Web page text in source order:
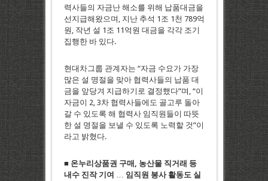
력사들의 자금난 해소를 위해 납품대금을
선지급해왔으며, 지난 추석 1조 1천 789억
원, 작년 설 1조 11억원 대금을 각각 조기
집행한 바 있다.
현대차그룹 관계자는 “자금 수요가 가장
많은 설 명절을 맞아 협력사들의 납품 대
금을 앞당겨 지급하기로 결정했다”며, “이
자금이 2, 3차 협력사들에도 골고루 돌아
갈 수 있도록 해 협력사 임직원들이 따뜻
한 설 명절을 보낼 수 있도록 노력할 것”이
라고 밝혔다.
■ 온누리상품권 구매, 농산물 직거래 등
내수 진작 기여 … 임직원 봉사 활동도 실